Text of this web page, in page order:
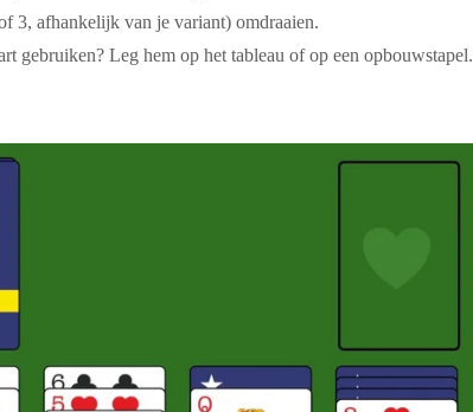
3, afhankelijk van je variant) omdraaien.
gebruiken? Leg hem op het tableau of op een opbouwstapel.